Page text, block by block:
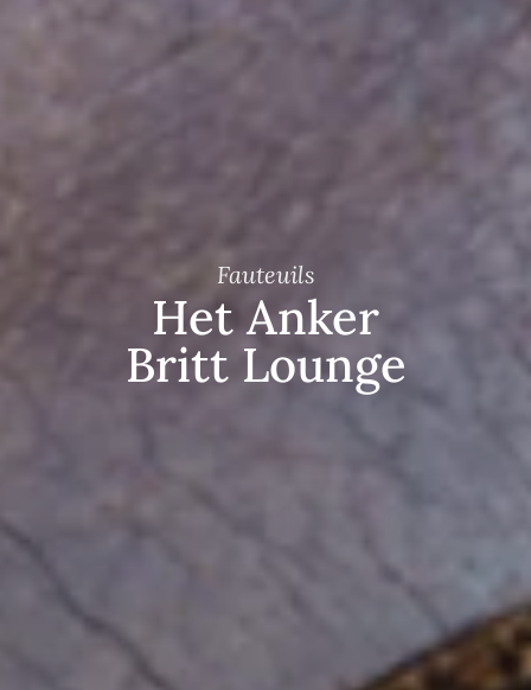
Fauteuils
Het Anker
Britt Lounge